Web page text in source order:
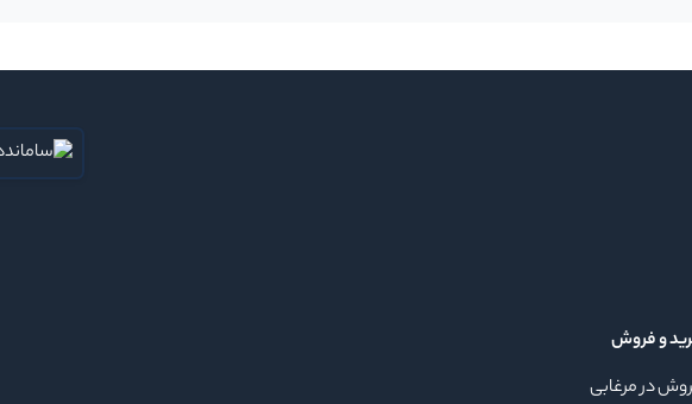
و فروش
در مرغابی